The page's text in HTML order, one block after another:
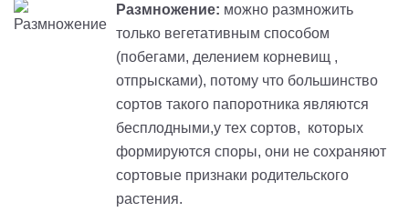
Размножение: можно размножить
только вегетативным способом
(побегами, делением корневищ ,
отпрысками), потому что большинство
сортов такого папоротника являются
бесплодными,у тех сортов, которых
формируются споры, они не сохраняют
сортовые признаки родительского
растения.